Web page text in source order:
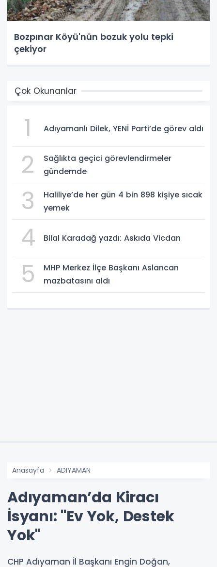
Bozpınar Köyü'nün bozuk yolu tepki
çekiyor
Çok Okunanlar
1 Adıyamanlı Dilek, YENİ Parti’de görev aldı
2
Sağlıkta geçici görevlendirmeler
gündemde
3
Haliliye’de her gün 4 bin 898 kişiye sıcak
yemek
4 Bilal Karadağ yazdı: Askıda Vicdan
5
MHP Merkez İlçe Başkanı Aslancan
mazbatasını aldı
Anasayfa ADIYAMAN
Adıyaman’da Kiracı
İsyanı: "Ev Yok, Destek
Yok"
CHP Adıyaman İl Başkanı Engin Doğan,